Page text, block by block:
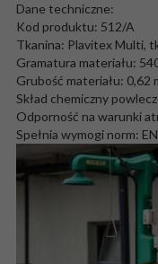
Dane techniczne:
Kod produktu: 512/A
Tkanina: Plavitex Multi,
Gramatura materiału:
Grubość materiału: 0,62
Skład chemiczny
Odporność na warunki
Spełnia wymogi norm: